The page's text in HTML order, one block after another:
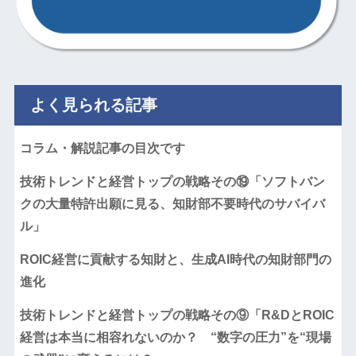
よく見られる記事
コラム・解説記事の目次です
技術トレンドと経営トップの戦略その⑲「ソフトバン
クの大量特許出願に見る、知財部不要時代のサバイバ
ル」
ROIC経営に貢献する知財と、生成AI時代の知財部門の
進化
技術トレンドと経営トップの戦略その⑨「R&DとROIC
経営は本当に相容れないのか？ “数字の圧力”を“現場